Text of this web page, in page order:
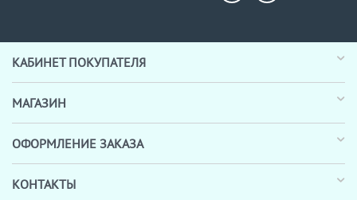
КАБИНЕТ ПОКУПАТЕЛЯ
МАГАЗИН
ОФОРМЛЕНИЕ ЗАКАЗА
КОНТАКТЫ